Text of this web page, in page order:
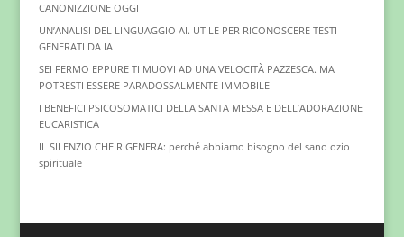
CANONIZZIONE OGGI
UN’ANALISI DEL LINGUAGGIO AI. UTILE PER RICONOSCERE TESTI
GENERATI DA IA
SEI FERMO EPPURE TI MUOVI AD UNA VELOCITÀ PAZZESCA. MA
POTRESTI ESSERE PARADOSSALMENTE IMMOBILE
I BENEFICI PSICOSOMATICI DELLA SANTA MESSA E DELL’ADORAZIONE
EUCARISTICA
IL SILENZIO CHE RIGENERA: perché abbiamo bisogno del sano ozio
spirituale